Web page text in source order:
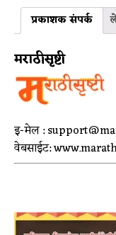
प्रकाशक संपर्क
मराठीसृष्टी
इ-मेल :
वेबसाईट: